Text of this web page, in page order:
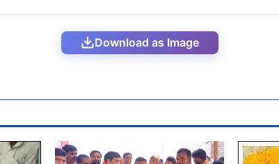
Download as Image